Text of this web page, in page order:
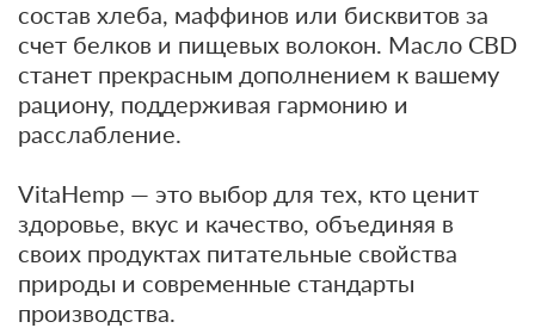
состав хлеба, маффинов или бисквитов за
счет белков и пищевых волокон. Масло CBD
станет прекрасным дополнением к вашему
рациону, поддерживая гармонию и
расслабление.
VitaHemp — это выбор для тех, кто ценит
здоровье, вкус и качество, объединяя в
своих продуктах питательные свойства
природы и современные стандарты
производства.